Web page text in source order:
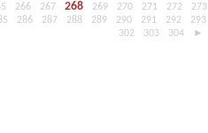
266 267 268 269 270 271 272 273
286 287 288 289 290 291 292 293
302
303 304 ►